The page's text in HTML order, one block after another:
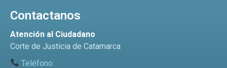
Contactanos
Atención al Ciudadano
Corte de Justicia de Catamarca
Teléfono: